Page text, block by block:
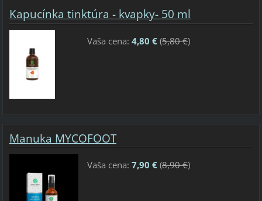
Kapucínka tinktúra - kvapky- 50 ml
Vaša cena: 4,80 €(5,80 €)
Manuka MYCOFOOT
Vaša cena: 7,90 €(8,90 €)